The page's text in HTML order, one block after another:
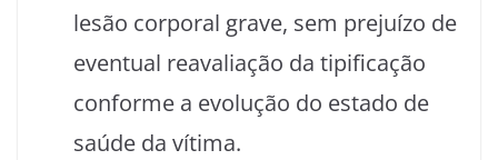
lesão corporal grave, sem prejuízo de
eventual reavaliação da tipificação
conforme a evolução do estado de
saúde da vítima.